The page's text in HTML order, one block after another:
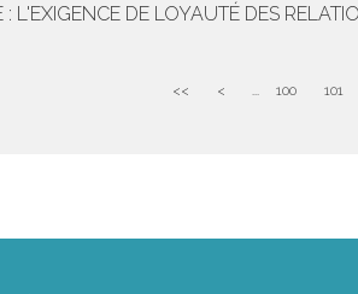
L'EXIGENCE DE LOYAUTÉ DES
<< < ... 100 101